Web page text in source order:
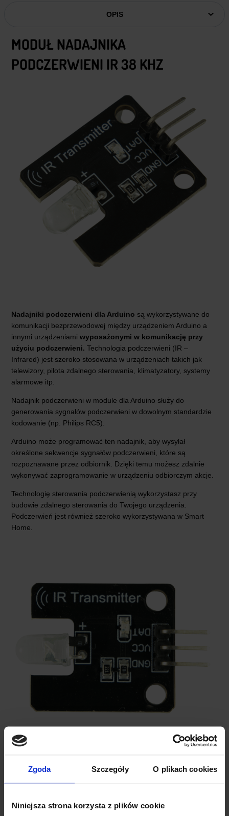
Zgoda Szczegóły O plikach cookies
Niniejsza strona korzysta z plików cookie
OPIS
MODUŁ NADAJNIKA
PODCZERWIENI IR 38 KHZ
Nadajniki podczerwieni dla Arduino są wykorzystywane do
komunikacji bezprzewodowej między urządzeniem Arduino a
innymi urządzeniami wyposażonymi w komunikację przy
użyciu podczerwieni. Technologia podczerwieni (IR –
Infrared) jest szeroko stosowana w urządzeniach takich jak
telewizory, pilota zdalnego sterowania, klimatyzatory, systemy
alarmowe itp.
Nadajnik podczerwieni w module dla Arduino służy do
generowania sygnałów podczerwieni w dowolnym standardzie
kodowanie (np. Philips RC5).
Arduino może programować ten nadajnik, aby wysyłał
określone sekwencje sygnałów podczerwieni, które są
rozpoznawane przez odbiornik. Dzięki temu możesz zdalnie
wykonywać zaprogramowanie w urządzeniu odbiorczym akcje.
Technologię sterowania podczerwienią wykorzystasz przy
budowie zdalnego sterowania do Twojego urządzenia.
Podczerwień jest również szeroko wykorzystywana w Smart
Home.
SPECYFIKACJA MODUŁU NADAJNIKA